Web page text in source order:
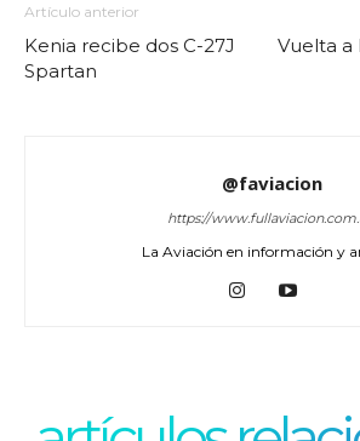
Artículo anterior
Kenia recibe dos C-27J
Spartan
Vuelta a
@faviacion
https://
La Aviación en información y